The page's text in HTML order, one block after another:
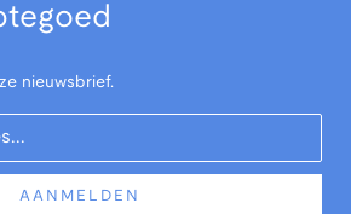
nieuwsbrief.
AANMELDEN